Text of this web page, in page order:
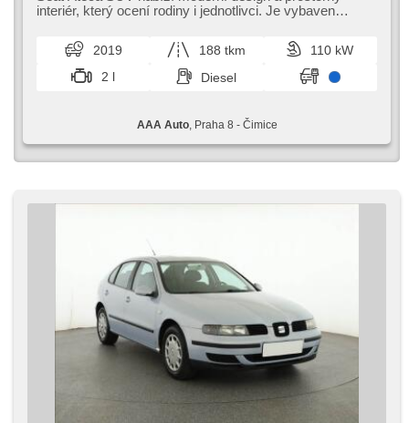
Anhängerkupplung, Reifendrucksensor, USB,
Panoramadach, Servolenkung, El. Seitenscheiben,
Dachträger, Dachscheibe, Autoradio, Handgetriebe
interiér,​ který ocení rodiny i jednotlivci. Je vybaven
2019 188 tkm
110 kW
2 l
Diesel
AAA Auto, Praha 8 - Čimice